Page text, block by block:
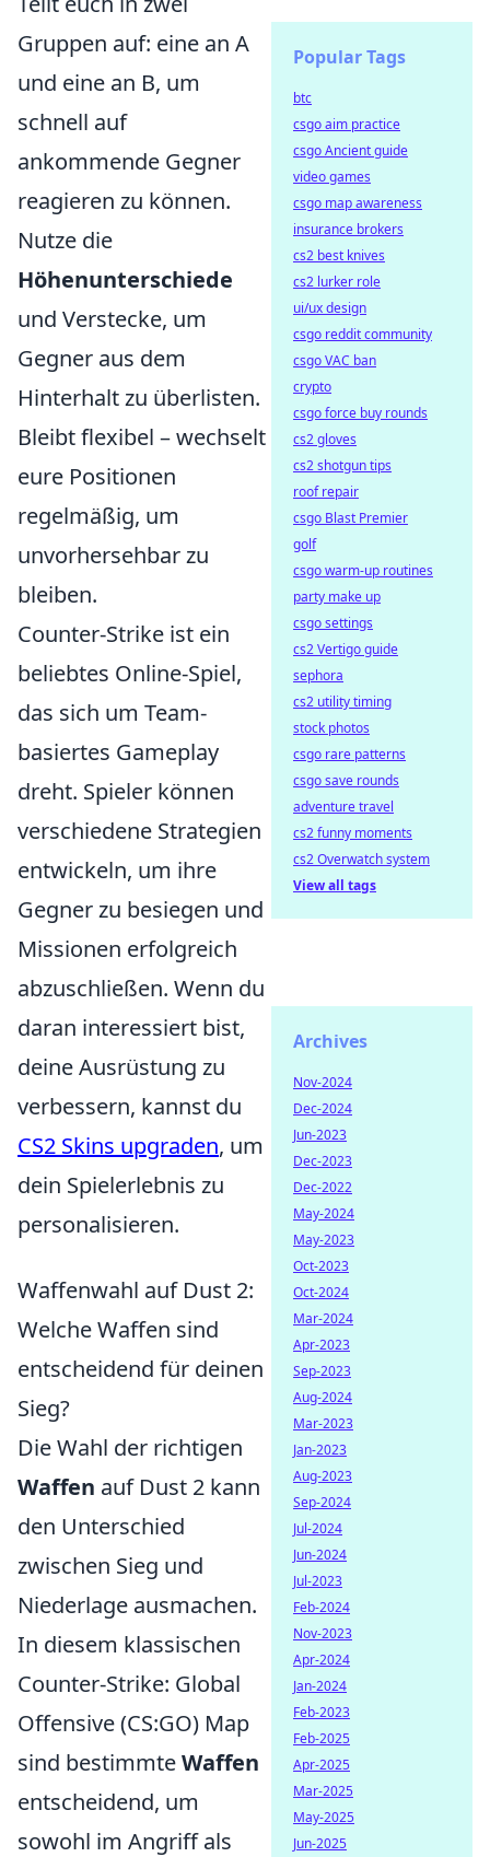
Gruppen auf: eine an A
und eine an B, um
schnell auf
ankommende Gegner
reagieren zu können.
Nutze die
Höhenunterschiede
und Verstecke, um
Gegner aus dem
Hinterhalt zu überlisten.
Bleibt flexibel – wechselt
eure Positionen
regelmäßig, um
unvorhersehbar zu
bleiben.
Counter-Strike ist ein
beliebtes Online-Spiel,
das sich um Team-
basiertes Gameplay
dreht. Spieler können
verschiedene Strategien
entwickeln, um ihre
Gegner zu besiegen und
Missionen erfolgreich
abzuschließen. Wenn du
daran interessiert bist,
deine Ausrüstung zu
verbessern, kannst du
CS2 Skins upgraden, um
dein Spielerlebnis zu
personalisieren.
Waffenwahl auf Dust 2:
Welche Waffen sind
entscheidend für deinen
Sieg?
Die Wahl der richtigen
Waffen auf Dust 2 kann
den Unterschied
zwischen Sieg und
Niederlage ausmachen.
In diesem klassischen
Counter-Strike: Global
Offensive (CS:GO) Map
sind bestimmteWaffen
entscheidend, um
sowohl im Angriff als
Popular Tags
btc
csgo aim practice
csgo Ancient guide
video games
csgo map awareness
insurance brokers
cs2 best knives
cs2 lurker role
ui/ux design
csgo reddit community
csgo VAC ban
crypto
csgo force buy rounds
cs2 gloves
cs2 shotgun tips
roof repair
csgo Blast Premier
golf
csgo warm-up routines
party make up
csgo settings
cs2 Vertigo guide
sephora
cs2 utility timing
stock photos
csgo rare patterns
csgo save rounds
adventure travel
cs2 funny moments
cs2 Overwatch system
View all tags
Archives
Nov-2024
Dec-2024
Jun-2023
Dec-2023
Dec-2022
May-2024
May-2023
Oct-2023
Oct-2024
Mar-2024
Apr-2023
Sep-2023
Aug-2024
Mar-2023
Jan-2023
Aug-2023
Sep-2024
Jul-2024
Jun-2024
Jul-2023
Feb-2024
Nov-2023
Apr-2024
Jan-2024
Feb-2023
Feb-2025
Apr-2025
Mar-2025
May-2025
Jun-2025